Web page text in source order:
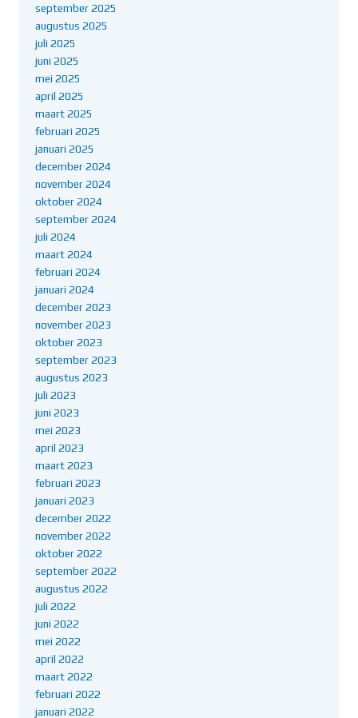
september 2025
augustus 2025
juli 2025
juni 2025
mei 2025
april 2025
maart 2025
februari 2025
januari 2025
december 2024
november 2024
oktober 2024
september 2024
juli 2024
maart 2024
februari 2024
januari 2024
december 2023
november 2023
oktober 2023
september 2023
augustus 2023
juli 2023
juni 2023
mei 2023
april 2023
maart 2023
februari 2023
januari 2023
december 2022
november 2022
oktober 2022
september 2022
augustus 2022
juli 2022
juni 2022
mei 2022
april 2022
maart 2022
februari 2022
januari 2022